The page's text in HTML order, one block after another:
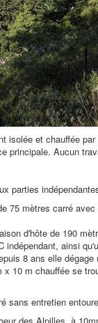
isolée et chauffée
principale. Aucun
parties
75 mètres carré
d'hôte de 190
indépendant, ainsi
8 ans elle dégage
x 10 m chauffée se
sans entretien